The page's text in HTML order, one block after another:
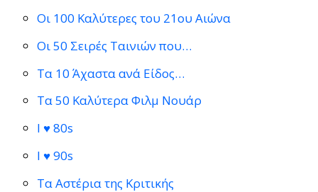
Οι 100 Καλύτερες του 21ου Αιώνα
Οι 50 Σειρές Ταινιών που…
Τα 10 Άχαστα ανά Είδος…
Τα 50 Καλύτερα Φιλμ Νουάρ
I ♥ 80s
I ♥ 90s
Τα Αστέρια της Κριτικής